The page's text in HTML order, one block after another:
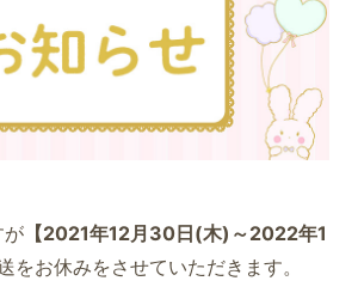
が【2021年12月30日(木)～2022年1
をお休みをさせていただきます。